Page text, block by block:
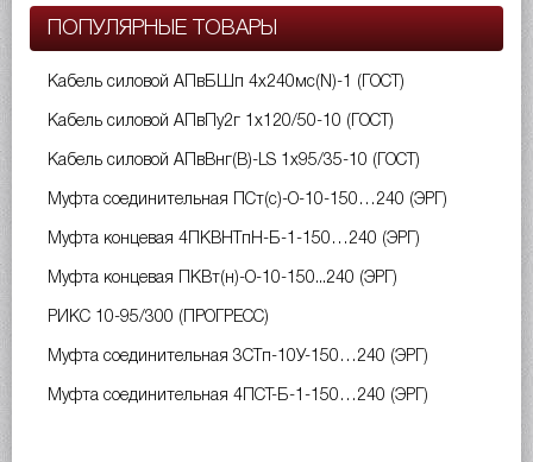
ПОПУЛЯРНЫЕ ТОВАРЫ
Кабель силовой АПвБШп 4х240мс(N)-1 (ГОСТ)
Кабель силовой АПвПу2г 1х120/50-10 (ГОСТ)
Кабель силовой АПвВнг(B)-LS 1х95/35-10 (ГОСТ)
Муфта соединительная ПСт(с)-О-10-150…240 (ЭРГ)
Муфта концевая 4ПКВНТпН-Б-1-150…240 (ЭРГ)
Муфта концевая ПКВт(н)-О-10-150...240 (ЭРГ)
РИКС 10-95/300 (ПРОГРЕСС)
Муфта соединительная 3СТп-10У-150…240 (ЭРГ)
Муфта соединительная 4ПСТ-Б-1-150…240 (ЭРГ)